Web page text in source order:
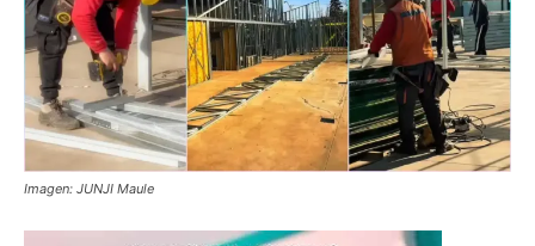
Imagen: JUNJI Maule